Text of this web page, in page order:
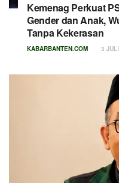
Kemenag Perkuat
Gender dan Anak,
Tanpa Kekerasan
KABARBANTEN.COM 3